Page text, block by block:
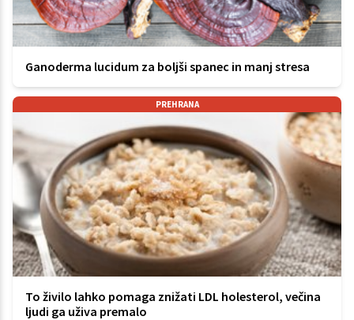
Ganoderma lucidum za boljši spanec in manj stresa
PREHRANA
To živilo lahko pomaga znižati LDL holesterol, večina
ljudi ga uživa premalo